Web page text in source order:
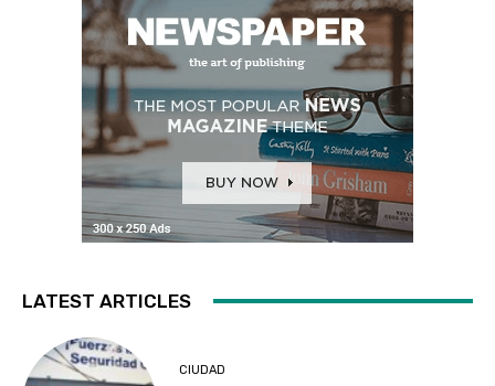
LATEST ARTICLES
CIUDAD